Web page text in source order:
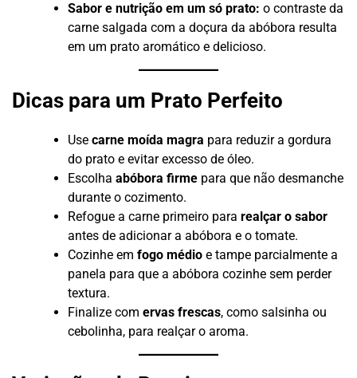
Sabor e nutrição em um só prato: o contraste da
carne salgada com a doçura da abóbora resulta
em um prato aromático e delicioso.
Dicas para um Prato Perfeito
Use carne moída magra para reduzir a gordura
do prato e evitar excesso de óleo.
Escolha abóbora firme para que não desmanche
durante o cozimento.
Refogue a carne primeiro para realçar o sabor
antes de adicionar a abóbora e o tomate.
Cozinhe em fogo médio e tampe parcialmente a
panela para que a abóbora cozinhe sem perder
textura.
Finalize com ervas frescas, como salsinha ou
cebolinha, para realçar o aroma.